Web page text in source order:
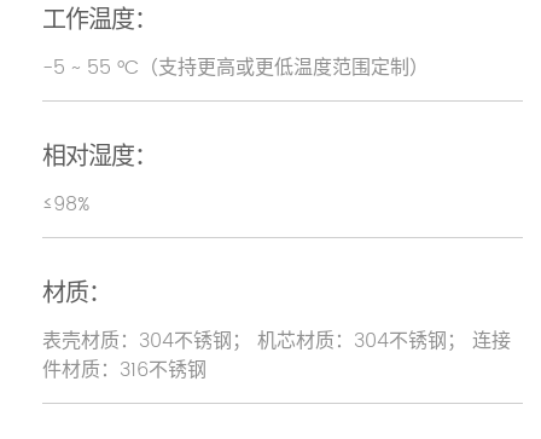
工作温度：
-5 ~ 55 °C（支持更高或更低温度范围定制）
相对湿度：
≤98%
材质：
表壳材质：304不锈钢； 机芯材质：304不锈钢； 连接
件材质：316不锈钢